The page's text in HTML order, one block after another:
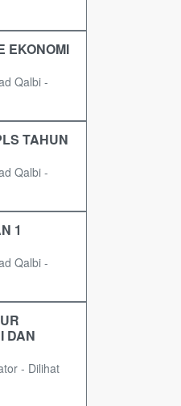
EKONOMI
Qalbi -
TAHUN
Qalbi -
1
Qalbi -
DAN
- Dilihat